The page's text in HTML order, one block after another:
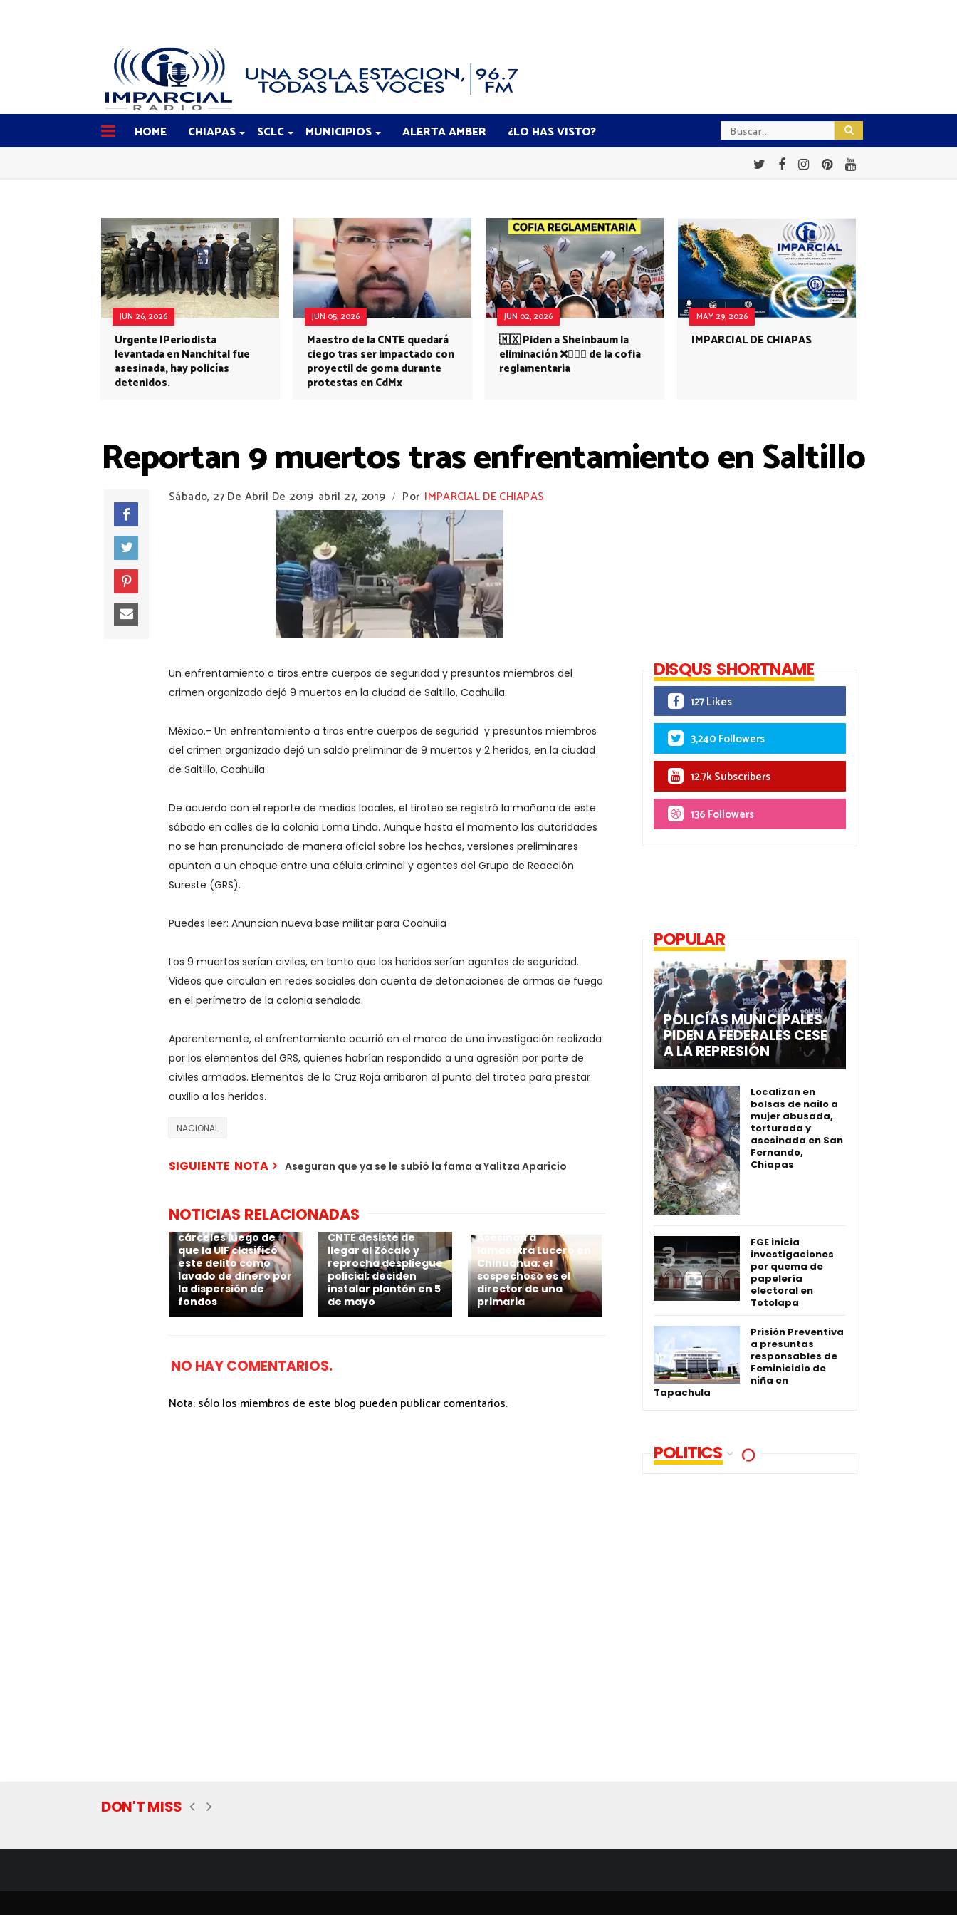
HOME CHIAPAS SCLC MUNICIPIOS ALERTA AMBER ¿LO HAS VISTO?
JUN 26, 2026
Urgente |Periodista
levantada en Nanchital fue
asesinada, hay policías
detenidos.
JUN 05, 2026
Maestro de la CNTE quedará
ciego tras ser impactado con
proyectil de goma durante
protestas en CdMx
JUN 02, 2026
🇲🇽 Piden a Sheinbaum la
eliminación ❌👩🏻‍⚕️ de la cofia
reglamentaria
MAY 29, 2026
IMPARCIAL DE CHIAPAS
Reportan 9 muertos tras enfrentamiento en Saltillo
Sábado, 27 De Abril De 2019 abril 27, 2019 / Por IMPARCIAL DE CHIAPAS
Un enfrentamiento a tiros entre cuerpos de seguridad y presuntos miembros del
crimen organizado dejó 9 muertos en la ciudad de Saltillo, Coahuila.
México.- Un enfrentamiento a tiros entre cuerpos de seguridd y presuntos miembros
del crimen organizado dejó un saldo preliminar de 9 muertos y 2 heridos, en la ciudad
de Saltillo, Coahuila.
De acuerdo con el reporte de medios locales, el tiroteo se registró la mañana de este
sábado en calles de la colonia Loma Linda. Aunque hasta el momento las autoridades
no se han pronunciado de manera oficial sobre los hechos, versiones preliminares
apuntan a un choque entre una célula criminal y agentes del Grupo de Reacción
Sureste (GRS).
Puedes leer: Anuncian nueva base militar para Coahuila
Los 9 muertos serían civiles, en tanto que los heridos serían agentes de seguridad.
Videos que circulan en redes sociales dan cuenta de detonaciones de armas de fuego
en el perímetro de la colonia señalada.
Aparentemente, el enfrentamiento ocurrió en el marco de una investigación realizada
por los elementos del GRS, quienes habrían respondido a una agresiòn por parte de
civiles armados. Elementos de la Cruz Roja arribaron al punto del tiroteo para prestar
auxilio a los heridos.
NACIONAL
SIGUIENTE NOTA Aseguran que ya se le subió la fama a Yalitza Aparicio
NOTICIAS RELACIONADAS
Los bancos de
de extorsión
cárceles luego de
que la UIF clasificó
este delito como
lavado de dinero por
la dispersión de
fondos
CNTE desiste de
llegar al Zócalo y
reprocha despliegue
policial; deciden
instalar plantón en 5
de mayo
Asesinan a
lamaestra Lucero en
Chihuahua; el
sospechoso es el
director de una
primaria
NO HAY COMENTARIOS.
Nota: sólo los miembros de este blog pueden publicar comentarios.
DISQUS SHORTNAME
127 Likes
3,240 Followers
12.7k Subscribers
136 Followers
POPULAR
POLICÍAS MUNICIPALES
PIDEN A FEDERALES CESE
A LA REPRESIÓN
Localizan en
bolsas de nailo a
mujer abusada,
torturada y
asesinada en San
Fernando,
Chiapas
FGE inicia
investigaciones
por quema de
papelería
electoral en
Totolapa
Prisión Preventiva
a presuntas
responsables de
Feminicidio de
niña en
Tapachula
POLITICS
DON'T MISS